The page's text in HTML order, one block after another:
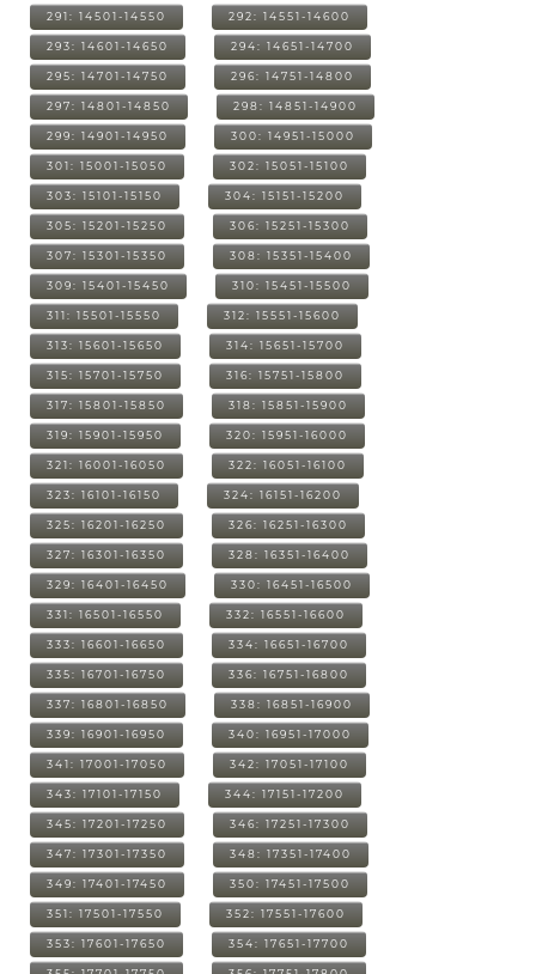
291: 14501-14550 292: 14551-14600
293: 14601-14650 294: 14651-14700
295: 14701-14750 296: 14751-14800
297: 14801-14850 298: 14851-14900
299: 14901-14950 300: 14951-15000
301: 15001-15050 302: 15051-15100
303: 15101-15150 304: 15151-15200
305: 15201-15250 306: 15251-15300
307: 15301-15350 308: 15351-15400
309: 15401-15450 310: 15451-15500
311: 15501-15550 312: 15551-15600
313: 15601-15650 314: 15651-15700
315: 15701-15750 316: 15751-15800
317: 15801-15850 318: 15851-15900
319: 15901-15950 320: 15951-16000
321: 16001-16050 322: 16051-16100
323: 16101-16150 324: 16151-16200
325: 16201-16250 326: 16251-16300
327: 16301-16350 328: 16351-16400
329: 16401-16450 330: 16451-16500
331: 16501-16550 332: 16551-16600
333: 16601-16650 334: 16651-16700
335: 16701-16750 336: 16751-16800
337: 16801-16850 338: 16851-16900
339: 16901-16950 340: 16951-17000
341: 17001-17050 342: 17051-17100
343: 17101-17150 344: 17151-17200
345: 17201-17250 346: 17251-17300
347: 17301-17350 348: 17351-17400
349: 17401-17450 350: 17451-17500
351: 17501-17550 352: 17551-17600
353: 17601-17650 354: 17651-17700